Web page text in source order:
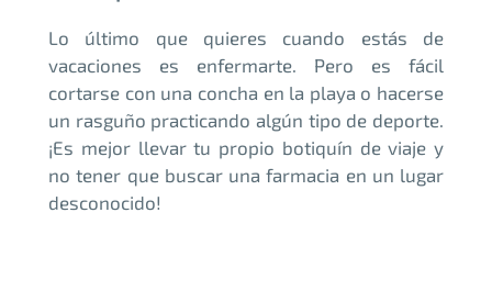
Lo último que quieres cuando estás de
vacaciones es enfermarte. Pero es fácil
cortarse con una concha en la playa o hacerse
un rasguño practicando algún tipo de deporte.
¡Es mejor llevar tu propio botiquín de viaje y
no tener que buscar una farmacia en un lugar
desconocido!